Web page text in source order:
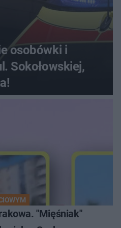
osobówki i
Sokołowskiej,
"Mięśniak"